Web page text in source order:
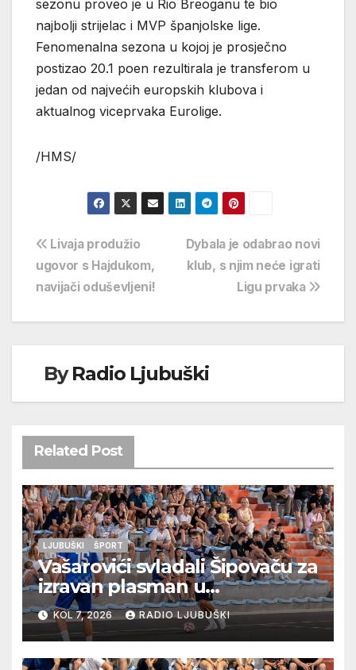
sezonu proveo je u Rio Breoganu te bio
najbolji strijelac i MVP španjolske lige.
Fenomenalna sezona u kojoj je prosječno
postizao 20.1 poen rezultirala je transferom u
jedan od najvećih europskih klubova i
aktualnog viceprvaka Eurolige.
/HMS/
Navigacija
objava
Dybala je odabrao novi
klub, s njim neće igrati
Ligu prvaka
Livaja produžio
ugovor s Hajdukom,
navijači oduševljeni!
ByRadio Ljubuški
Related Post
LJUBUŠKI ŠPORT
Vašarovići svladali Šipovaču za
izravan plasman u
četvrtfinale, Grab izborio
prolazak dalje, Klobuk ispao,
večeras počinje četvrtfinale
KOL 7, 2026 RADIO LJUBUŠKI